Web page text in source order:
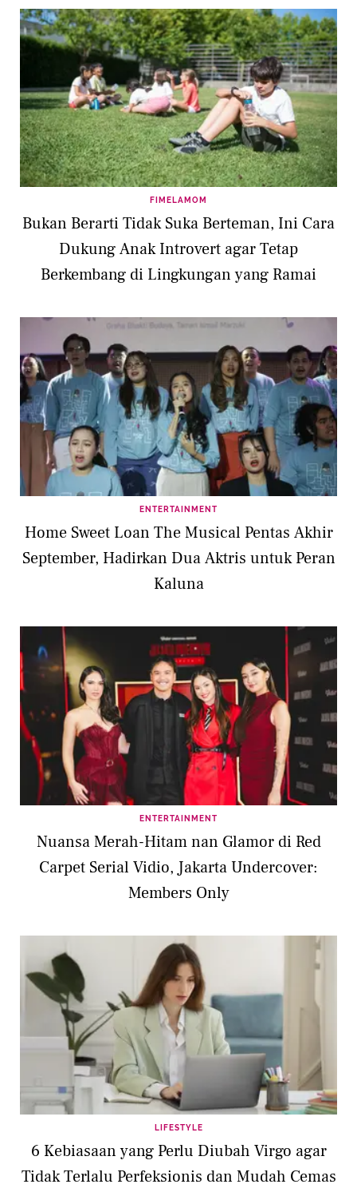
FIMELAMOM
Bukan Berarti Tidak Suka Berteman, Ini Cara
Dukung Anak Introvert agar Tetap
Berkembang di Lingkungan yang Ramai
ENTERTAINMENT
Home Sweet Loan The Musical Pentas Akhir
September, Hadirkan Dua Aktris untuk Peran
Kaluna
ENTERTAINMENT
Nuansa Merah-Hitam nan Glamor di Red
Carpet Serial Vidio, Jakarta Undercover:
Members Only
LIFESTYLE
6 Kebiasaan yang Perlu Diubah Virgo agar
Tidak Terlalu Perfeksionis dan Mudah Cemas